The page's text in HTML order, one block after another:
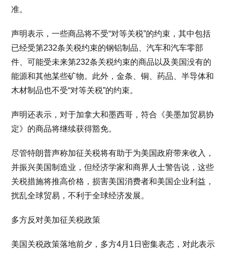
准。
声明表示，一些商品将不受“对等关税”的约束，其中包括
已经受第232条关税约束的钢铝制品、汽车和汽车零部
件、可能受未来第232条关税约束的商品以及美国没有的
能源和其他某些矿物。此外，金条、铜、药品、半导体和
木材制品也不受“对等关税”的约束。
声明还表示，对于加拿大和墨西哥，符合《美墨加贸易协
定》的商品将继续获得豁免。
尽管特朗普声称加征关税将有助于为美国政府带来收入，
并振兴美国制造业，但经济学家和商界人士警告说，这些
关税措施将推高价格，损害美国消费者和美国企业利益，
扰乱全球贸易，不利于全球经济发展。
多方反对美加征关税政策
美国关税政策落地前夕，多方4月1日密集表态，对此表示